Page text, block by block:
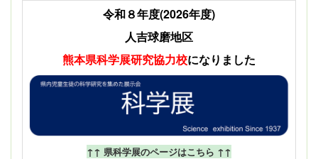
令和８年度(2026年度)
人吉球磨地区
熊本県科学展研究協力校になりました
↑↑ 県科学展のページはこちら ↑↑